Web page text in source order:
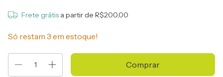
Frete grátis a partir de R$200,00
Só restam 3 em estoque!